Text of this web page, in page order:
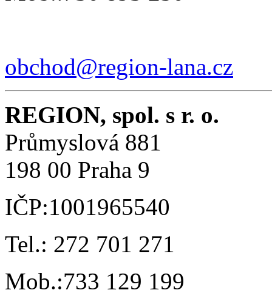
obchod@region-lana.cz
REGION, spol. s r. o.
Průmyslová 881
198 00 Praha 9
IČP:1001965540
Tel.: 272 701 271
Mob.:733 129 199